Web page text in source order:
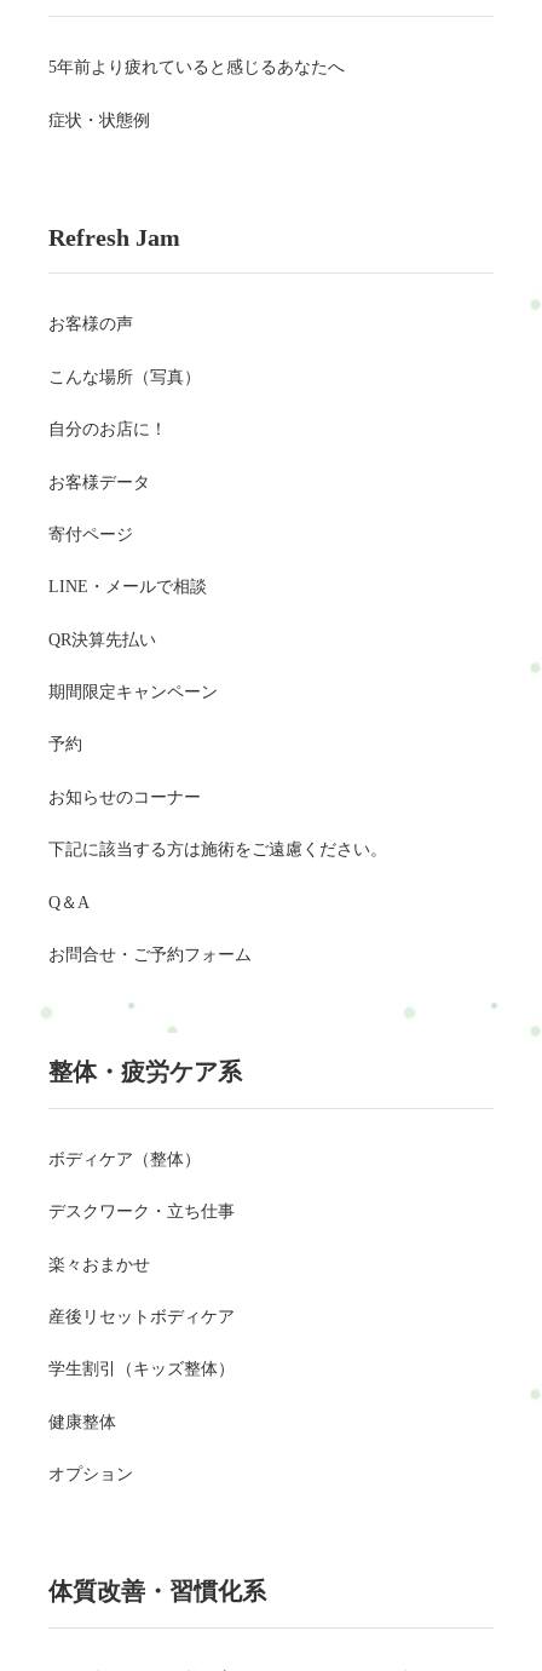
5年前より疲れていると感じるあなたへ
症状・状態例
Refresh Jam
お客様の声
こんな場所（写真）
自分のお店に！
お客様データ
寄付ページ
LINE・メールで相談
QR決算先払い
期間限定キャンペーン
予約
お知らせのコーナー
下記に該当する方は施術をご遠慮ください。
Q＆A
お問合せ・ご予約フォーム
整体・疲労ケア系
ボディケア（整体）
デスクワーク・立ち仕事
楽々おまかせ
産後リセットボディケア
学生割引（キッズ整体）
健康整体
オプション
体質改善・習慣化系